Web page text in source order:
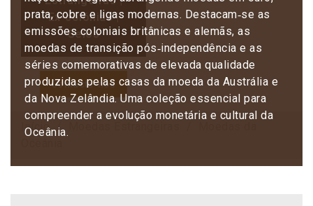
Ex-colónias |
Selos
Contacte-nos
Início
prata, cobre e ligas modernas. Destacam‑se as
emissões coloniais britânicas e alemãs, as
moedas de transição pós‑independência e as
séries comemorativas de elevada qualidade
produzidas pelas casas da moeda da Austrália e
da Nova Zelândia. Uma coleção essencial para
compreender a evolução monetária e cultural da
Oceânia.